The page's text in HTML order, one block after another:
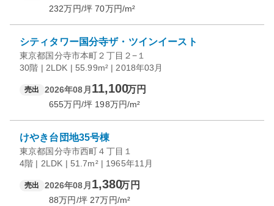
232万円/坪 70万円/m²
シティタワー国分寺ザ・ツインイースト
東京都国分寺市本町２丁目２−１
30階 | 2LDK | 55.99m² | 2018年03月
売出 2026年08月 11,100万円
655万円/坪 198万円/m²
けやき台団地35号棟
東京都国分寺市西町４丁目１
4階 | 2LDK | 51.7m² | 1965年11月
売出 2026年08月 1,380万円
88万円/坪 27万円/m²